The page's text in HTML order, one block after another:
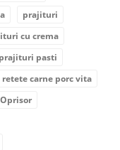
prajituri
cu crema
prajituri pasti
retete carne porc vita